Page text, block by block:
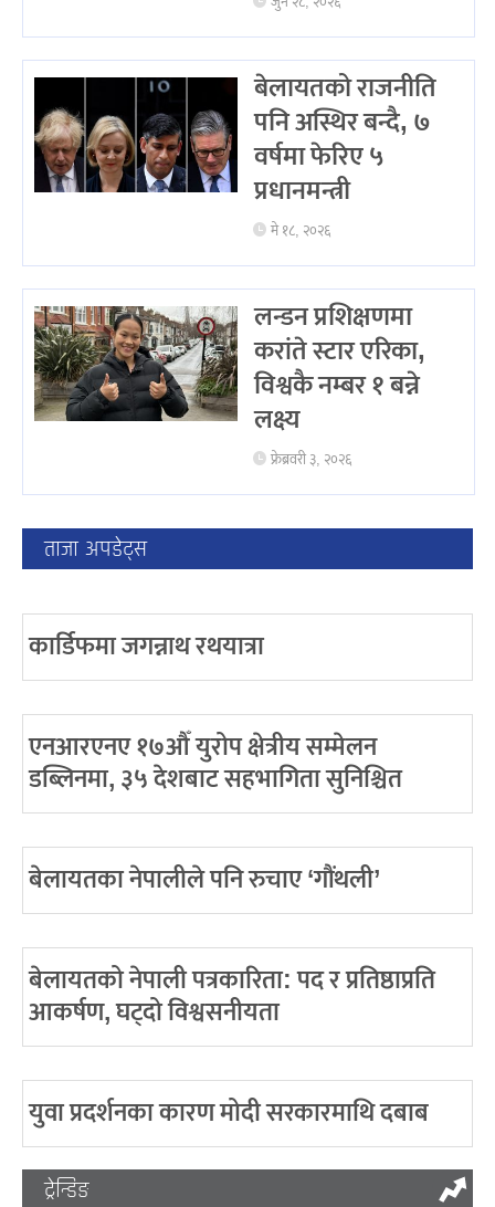
बेलायतको राजनीति
पनि अस्थिर बन्दै, ७
वर्षमा फेरिए ५
प्रधानमन्त्री
मे १८, २०२६
लन्डन प्रशिक्षणमा
करांते स्टार एरिका,
विश्वकै नम्बर १ बन्ने
लक्ष्य
फ्रेब्रवरी ३, २०२६
ताजा अपडेट्स
कार्डिफमा जगन्नाथ रथयात्रा
एनआरएनए १७औँ युरोप क्षेत्रीय सम्मेलन
डब्लिनमा, ३५ देशबाट सहभागिता सुनिश्चित
बेलायतका नेपालीले पनि रुचाए ‘गौंथली’
बेलायतको नेपाली पत्रकारिता: पद र प्रतिष्ठाप्रति
आकर्षण, घट्दो विश्वसनीयता
युवा प्रदर्शनका कारण मोदी सरकारमाथि दबाब
ट्रेन्डिङ